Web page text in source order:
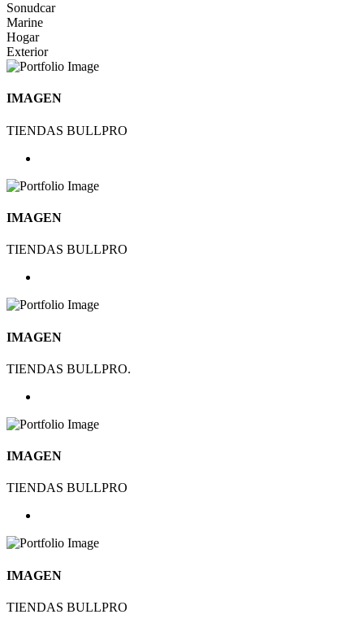
Sonudcar
Marine
Hogar
Exterior
IMAGEN
TIENDAS BULLPRO
IMAGEN
TIENDAS BULLPRO
IMAGEN
TIENDAS BULLPRO.
IMAGEN
TIENDAS BULLPRO
IMAGEN
TIENDAS BULLPRO